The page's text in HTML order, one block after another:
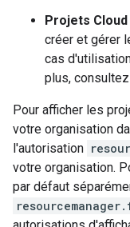
Projets
créer et gérer
cas
plus, consultez
Pour afficher les
votre organisation
l'autorisation
votre organisation.
par défaut